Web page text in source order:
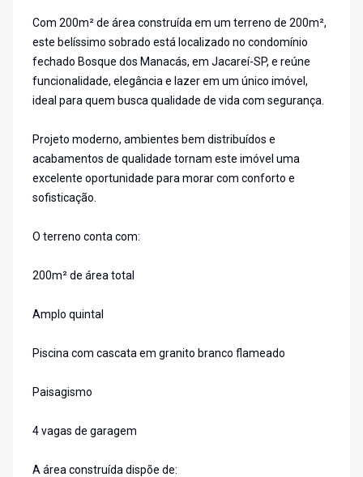
Com 200m² de área construída em um terreno de 200m²,
este belíssimo sobrado está localizado no condomínio
fechado Bosque dos Manacás, em Jacareí-SP, e reúne
funcionalidade, elegância e lazer em um único imóvel,
ideal para quem busca qualidade de vida com segurança.
Projeto moderno, ambientes bem distribuídos e
acabamentos de qualidade tornam este imóvel uma
excelente oportunidade para morar com conforto e
sofisticação.
O terreno conta com:
200m² de área total
Amplo quintal
Piscina com cascata em granito branco flameado
Paisagismo
4 vagas de garagem
A área construída dispõe de: